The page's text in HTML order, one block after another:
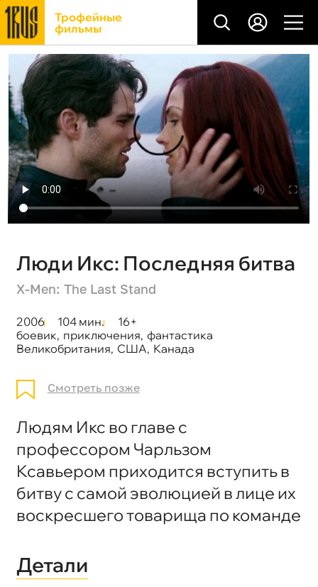
Трофейные
фильмы
Люди Икс: Последняя битва
X-Men: The Last Stand
2006 104 мин.
16+
боевик, приключения, фантастика
Великобритания, США, Канада
Смотреть позже
Людям Икс во главе с
профессором Чарльзом
Ксавьером приходится вступить в
битву с самой эволюцией в лице их
воскресшего товарища по команде
Детали